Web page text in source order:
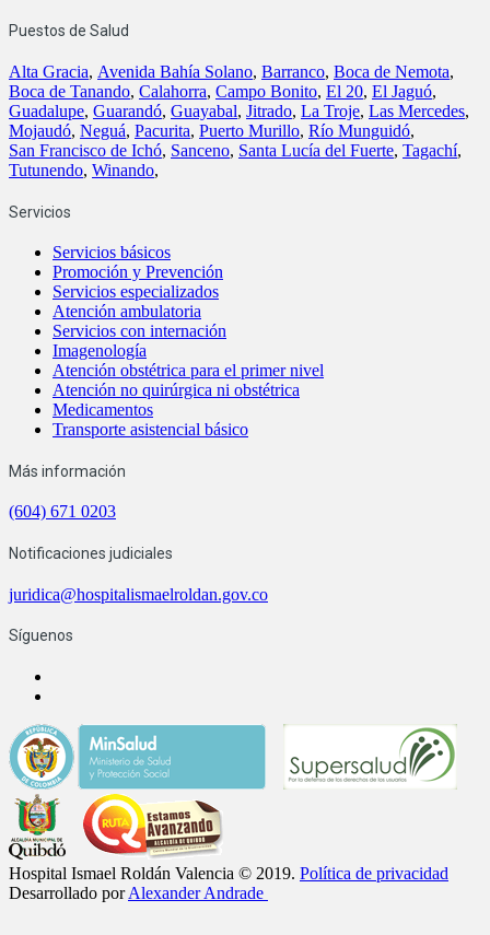
Puestos de Salud
Alta Gracia, Avenida Bahía Solano, Barranco, Boca de Nemota,
Boca de Tanando, Calahorra, Campo Bonito, El 20, El Jaguó,
Guadalupe, Guarandó, Guayabal, Jitrado, La Troje, Las Mercedes,
Mojaudó, Neguá, Pacurita, Puerto Murillo, Río Munguidó,
San Francisco de Ichó, Sanceno, Santa Lucía del Fuerte, Tagachí,
Tutunendo, Winando,
Servicios
Servicios básicos
Promoción y Prevención
Servicios especializados
Atención ambulatoria
Servicios con internación
Imagenología
Atención obstétrica para el primer nivel
Atención no quirúrgica ni obstétrica
Medicamentos
Transporte asistencial básico
Más información
(604) 671 0203
Notificaciones judiciales
juridica@hospitalismaelroldan.gov.co
Síguenos
Hospital Ismael Roldán Valencia © 2019. Política de privacidad
Desarrollado porAlexander Andrade